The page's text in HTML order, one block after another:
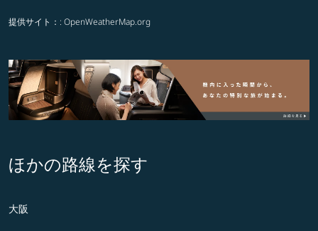
提供サイト： : OpenWeatherMap.org
ほかの路線を探す
大阪